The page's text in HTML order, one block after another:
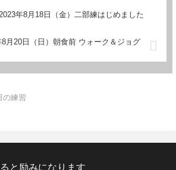
年8月18日（金）二部練はじめました
8月20日（日）朝食前 ウォーク＆ジョグ
の練習
と励みになります